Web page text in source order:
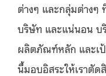
ต่างๆ และกลุ่มต่างๆ
บริษัท และแน่นอน บ
ผลิตภัณฑ์หลัก และเ
นี้มอบอิสระให้เราตัด